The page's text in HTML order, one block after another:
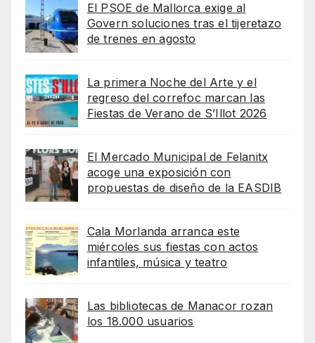
El PSOE de Mallorca exige al
Govern soluciones tras el tijeretazo
de trenes en agosto
La primera Noche del Arte y el
regreso del correfoc marcan las
Fiestas de Verano de S’Illot 2026
El Mercado Municipal de Felanitx
acoge una exposición con
propuestas de diseño de la EASDIB
Cala Morlanda arranca este
miércoles sus fiestas con actos
infantiles, música y teatro
Las bibliotecas de Manacor rozan
los 18.000 usuarios